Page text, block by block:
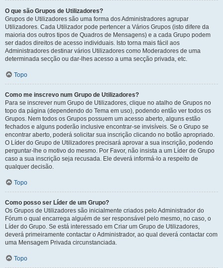
O que são Grupos de Utilizadores?
Grupos de Utilizadores são uma forma dos Administradores agrupar
Utilizadores. Cada Utilizador pode pertencer a Vários Grupos (isto difere da
maioria dos outros tipos de Quadros de Mensagens) e a cada Grupo podem
ser dados direitos de acesso individuais. Isto torna mais fácil aos
Administradores destinar vários Utilizadores como Moderadores de uma
determinada secção ou dar-lhes acesso a uma secção privada, etc.
Topo
Como me inscrevo num Grupo de Utilizadores?
Para se inscrever num Grupo de Utilizadores, clique no atalho de Grupos no
topo da página (dependendo do Tema em uso), podendo então ver todos os
Grupos. Nem todos os Grupos possuem um acesso aberto, alguns estão
fechados e alguns poderão inclusive encontrar-se invisíveis. Se o Grupo se
encontrar aberto, poderá solicitar sua inscrição clicando no botão apropriado.
O Líder do Grupo de Utilizadores precisará aprovar a sua inscrição, podendo
perguntar-lhe o motivo do mesmo. Por Favor, não insista a um Líder de Grupo
caso a sua inscrição seja recusada. Ele deverá informá-lo a respeito de
qualquer decisão.
Topo
Como posso ser Líder de um Grupo?
Os Grupos de Utilizadores são inicialmente criados pelo Administrador do
Fórum o qual encarrega alguém de ser responsável pelo mesmo, no caso, o
Líder do Grupo. Se está interessado em Criar um Grupo de Utilizadores,
deverá primeiramente contactar o Administrador, ao qual deverá contactar com
uma Mensagem Privada circunstanciada.
Topo